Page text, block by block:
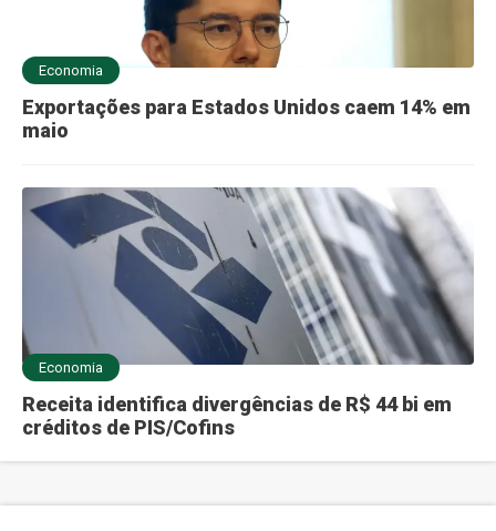
Economia
Exportações para Estados Unidos caem 14% em
maio
Economia
Receita identifica divergências de R$ 44 bi em
créditos de PIS/Cofins